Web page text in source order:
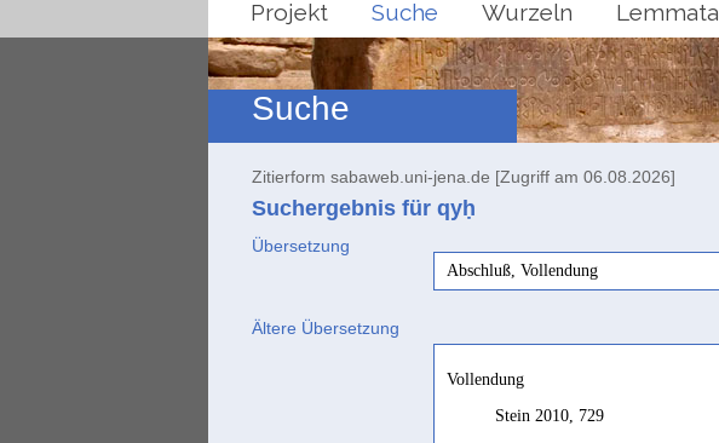
Projekt Suche Wurzeln Lemmata
Suche
Zitierform sabaweb.uni-jena.de [Zugriff am 06.08.2026]
Suchergebnis für qyḥ
Übersetzung
Abschluß, Vollendung
Ältere Übersetzung
Vollendung
Stein 2010, 729